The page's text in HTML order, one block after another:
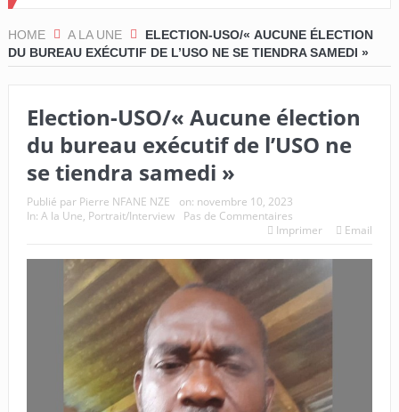
HOME A LA UNE
ELECTION-USO/« AUCUNE ÉLECTION
DU BUREAU EXÉCUTIF DE L’USO NE SE TIENDRA SAMEDI »
Election-USO/« Aucune élection
du bureau exécutif de l’USO ne
se tiendra samedi »
Publié par Pierre NFANE NZE on: novembre 10, 2023
In: A la Une, Portrait/Interview
Pas de Commentaires
Imprimer
Email